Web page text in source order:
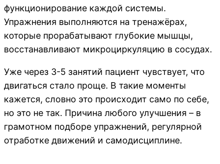
функционирование каждой системы.
Упражнения выполняются на тренажёрах,
которые прорабатывают глубокие мышцы,
восстанавливают микроциркуляцию в сосудах.
Уже через 3-5 занятий пациент чувствует, что
двигаться стало проще. В такие моменты
кажется, словно это происходит само по себе,
но это не так. Причина любого улучшения – в
грамотном подборе упражнений, регулярной
отработке движений и самодисциплине.